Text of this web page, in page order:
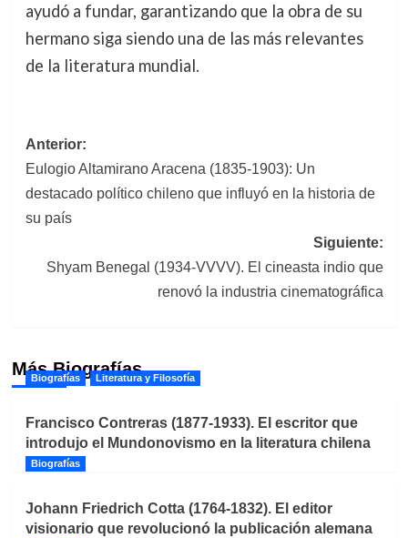
ayudó a fundar, garantizando que la obra de su
hermano siga siendo una de las más relevantes
de la literatura mundial.
Navegación
de
entradas
Anterior:
Eulogio Altamirano Aracena (1835-1903): Un
destacado político chileno que influyó en la historia de
su país
Siguiente:
Shyam Benegal (1934-VVVV). El cineasta indio que
renovó la industria cinematográfica
Más Biografías
Biografías Literatura y Filosofía
Francisco Contreras (1877-1933). El escritor que
introdujo el Mundonovismo en la literatura chilena
Biografías
Johann Friedrich Cotta (1764-1832). El editor
visionario que revolucionó la publicación alemana